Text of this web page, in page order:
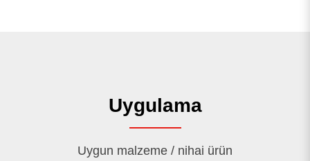
Uygulama
Uygun malzeme / nihai ürün